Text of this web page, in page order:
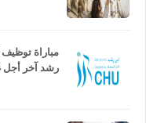
رشد آخر أجل 24 يوليوز 2026